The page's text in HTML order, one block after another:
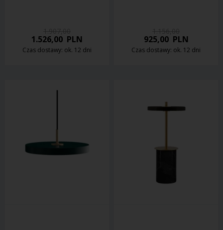
1.526,00 PLN
Czas dostawy: ok. 12 dni
925,00PLN
Czas dostawy: ok. 12 dni